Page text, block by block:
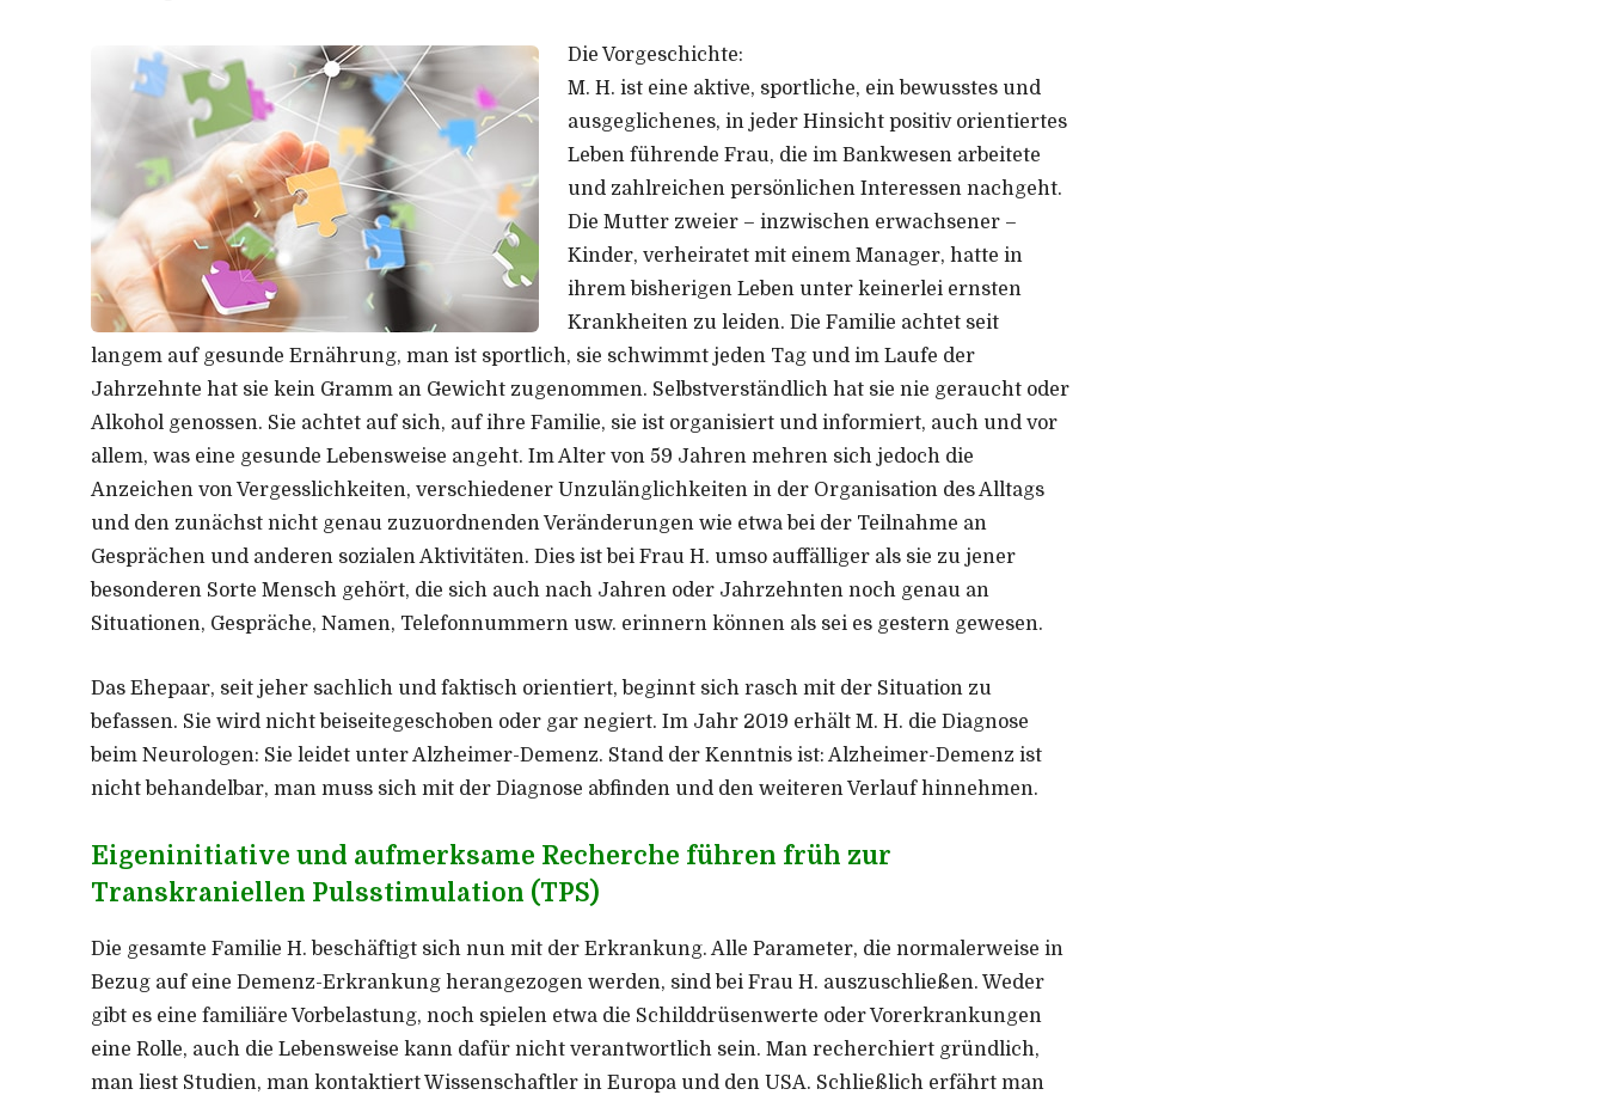
Die Vorgeschichte:
M. H. ist eine aktive, sportliche, ein bewusstes und
ausgeglichenes, in jeder Hinsicht positiv orientiertes
Leben führende Frau, die im Bankwesen arbeitete
und zahlreichen persönlichen Interessen nachgeht.
Die Mutter zweier – inzwischen erwachsener –
Kinder, verheiratet mit einem Manager, hatte in
ihrem bisherigen Leben unter keinerlei ernsten
Krankheiten zu leiden. Die Familie achtet seit
langem auf gesunde Ernährung, man ist sportlich, sie schwimmt jeden Tag und im Laufe der
Jahrzehnte hat sie kein Gramm an Gewicht zugenommen. Selbstverständlich hat sie nie geraucht oder
Alkohol genossen. Sie achtet auf sich, auf ihre Familie, sie ist organisiert und informiert, auch und vor
allem, was eine gesunde Lebensweise angeht. Im Alter von 59 Jahren mehren sich jedoch die
Anzeichen von Vergesslichkeiten, verschiedener Unzulänglichkeiten in der Organisation des Alltags
und den zunächst nicht genau zuzuordnenden Veränderungen wie etwa bei der Teilnahme an
Gesprächen und anderen sozialen Aktivitäten. Dies ist bei Frau H. umso auffälliger als sie zu jener
besonderen Sorte Mensch gehört, die sich auch nach Jahren oder Jahrzehnten noch genau an
Situationen, Gespräche, Namen, Telefonnummern usw. erinnern können als sei es gestern gewesen.
Das Ehepaar, seit jeher sachlich und faktisch orientiert, beginnt sich rasch mit der Situation zu
befassen. Sie wird nicht beiseitegeschoben oder gar negiert. Im Jahr 2019 erhält M. H. die Diagnose
beim Neurologen: Sie leidet unter Alzheimer-Demenz. Stand der Kenntnis ist: Alzheimer-Demenz ist
nicht behandelbar, man muss sich mit der Diagnose abfinden und den weiteren Verlauf hinnehmen.
Eigeninitiative und aufmerksame Recherche führen früh zur
Transkraniellen Pulsstimulation (TPS)
Die gesamte Familie H. beschäftigt sich nun mit der Erkrankung. Alle Parameter, die normalerweise in
Bezug auf eine Demenz-Erkrankung herangezogen werden, sind bei Frau H. auszuschließen. Weder
gibt es eine familiäre Vorbelastung, noch spielen etwa die Schilddrüsenwerte oder Vorerkrankungen
eine Rolle, auch die Lebensweise kann dafür nicht verantwortlich sein. Man recherchiert gründlich,
man liest Studien, man kontaktiert Wissenschaftler in Europa und den USA. Schließlich erfährt man